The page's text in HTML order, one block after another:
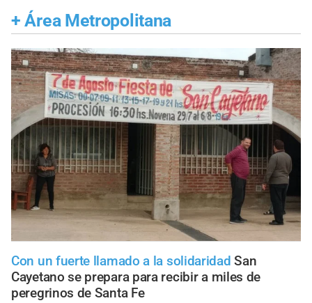
+ Área Metropolitana
Con un fuerte llamado a la solidaridad San
Cayetano se prepara para recibir a miles de
peregrinos de Santa Fe